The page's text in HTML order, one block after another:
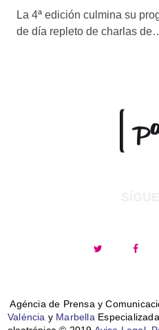
La 4ª edición culmina su
de día repleto de charlas
Agéncia de Prensa y
Valéncia y Marbella